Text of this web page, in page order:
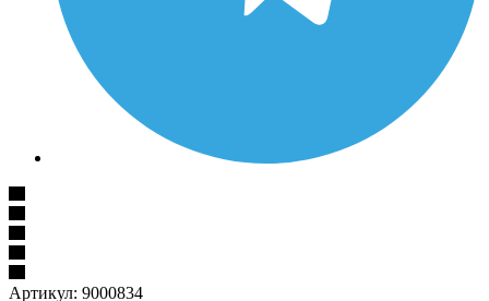
Артикул: 9000834